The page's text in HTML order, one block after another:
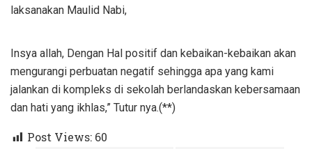
laksanakan Maulid Nabi,
Insya allah, Dengan Hal positif dan kebaikan-kebaikan akan
mengurangi perbuatan negatif sehingga apa yang kami
jalankan di kompleks di sekolah berlandaskan kebersamaan
dan hati yang ikhlas,” Tutur nya.(**)
Post Views: 60